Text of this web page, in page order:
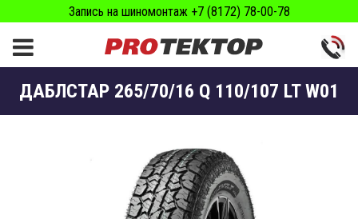
Запись на шиномонтаж +7 (8172) 78-00-78
ДАБЛСТАР 265/70/16 Q 110/107 LT W01